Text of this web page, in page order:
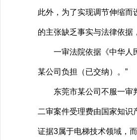
此外，为了实现调节伸缩
的主张缺乏事实与法律依据
一审法院依据《中华人民
某公司负担（已交纳）。”
东莞市某公司不服一审判
二审案件受理费由国家知
证据3属于电梯技术领域，